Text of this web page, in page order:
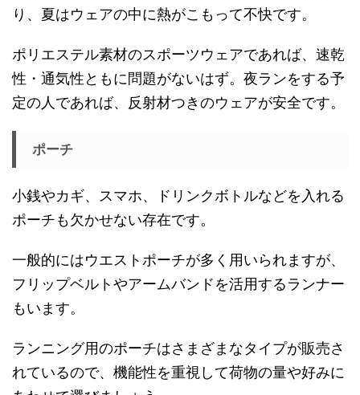
り、夏はウェアの中に熱がこもって不快です。
ポリエステル素材のスポーツウェアであれば、速乾
性・通気性ともに問題がないはず。夜ランをする予
定の人であれば、反射材つきのウェアが安全です。
ポーチ
小銭やカギ、スマホ、ドリンクボトルなどを入れる
ポーチも欠かせない存在です。
一般的にはウエストポーチが多く用いられますが、
フリップベルトやアームバンドを活用するランナー
もいます。
ランニング用のポーチはさまざまなタイプが販売さ
れているので、機能性を重視して荷物の量や好みに